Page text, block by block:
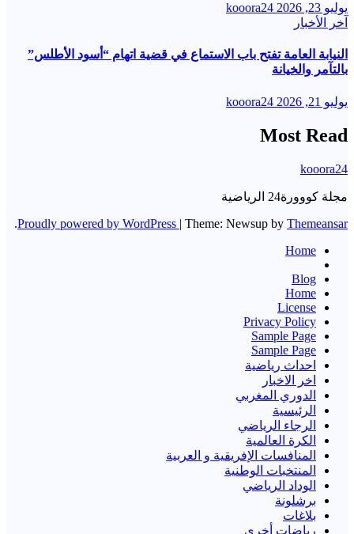
يوليو 23, 2026
kooora24
آخر الأخبار
النيابة العامة تفتح باب الاستماع في قضية اتهام “أسود الأطلس”
بالتآمر والخيانة
يوليو 21, 2026 kooora24
Most Read
kooora24
مجلة كووورة24 الرياضية
Proudly powered by WordPress | Theme: Newsup by Themeansar
.
Home
Blog
Home
License
Privacy Policy
Sample Page
Sample Page
احداث رياضية
اخر الاخبار
الدوري المغربي
الرئيسية
الرجاء الرياضي
الكرة العالمية
المنافسات الإفريقية و العربية
المنتخبات الوطنية
الوداد الرياضي
برشلونة
بلاغات
رياضات أخرى